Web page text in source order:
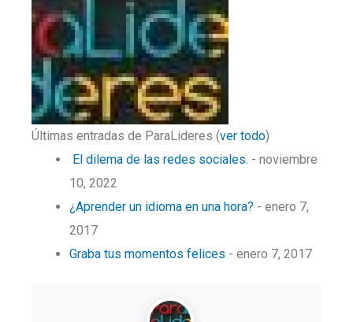
Últimas entradas de ParaLideres (ver todo)
El dilema de las redes sociales. - noviembre
10, 2022
¿Aprender un idioma en una hora? - enero 7,
2017
Graba tus momentos felices - enero 7, 2017